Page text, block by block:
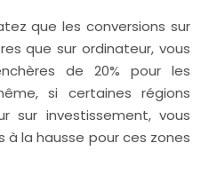
que les conversions sur
que sur ordinateur, vous
de 20% pour les
si certaines régions
sur investissement, vous
à la hausse pour ces zones